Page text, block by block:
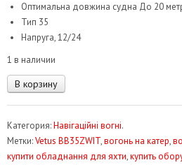
Оптимальна довжина судна До 20
Тип 35
Напруга, 12/24
1 в наличии
Количество
товара
навігаційний
червоний
155
В корзину
Категория:Навігаційні вогні.
Метки:Vetus BB35ZWIT,вогонь на катер,
купити обладнання для яхти,купить